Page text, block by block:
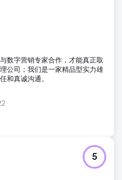
数字营销专家合作，才能真正取
公司；我们是一家精品型实力雄
和真诚沟通。
5